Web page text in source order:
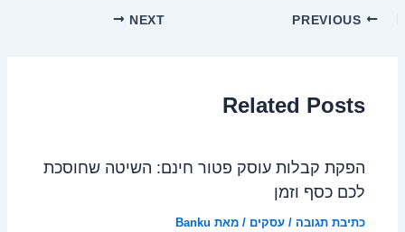
NEXT
Related Posts
הפקת קבלות עוסק פטור חינם: השיטה שחוסכת
לכם כסף וזמן
כתיבת תגובה /עסקים / מאת Banku